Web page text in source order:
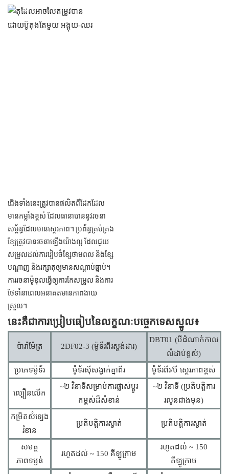
ជើង​ទាំង​នេះ​ត្រូវ​បាន​ផលិត​ពី​ដែក​ដែល​
មាន​កម្លាំង​ខ្ពស់ ដែល​ធានា​បាន​នូវ​រចនា
សម្ព័ន្ធ​ដែល​មាន​ស្ថេរភាព។ ប្រព័ន្ធ​គ្រប់គ្រង​
ខ្សែ​ត្រូវ​បាន​រចនា​ឡើង​យ៉ាង​ល្អ ដែល​ជួយ​
សម្រួល​ដល់​ការ​រៀបចំ​ខ្សែ​ថាមពល និង​ខ្សែ​
បណ្តាញ និង​រក្សា​តុ​ឲ្យ​មាន​សណ្តាប់ធ្នាប់។
ការ​រចនា​ម៉ូឌុល​ធ្វើ​ឲ្យ​ការ​កែសម្រួល និង​ការ​
ថែទាំ​នា​ពេល​អនាគត​មាន​ភាព​ងាយ
ស្រួល។
នេះគឺជាការប្រៀបធៀបនៃលក្ខណៈបច្ចេកទេសស្នូល៖
ប៉ារ៉ាម៉ែត្រ 2DF02-3 (ម៉ូទ័រពីរស្តង់ដារ)
DBT01 (បីដំណាក់កាល
លំដាប់ខ្ពស់)
ប្រភេទម៉ូទ័រ
ម៉ូទ័រ​ស៊ីសង្វាក់​គ្នា​ពីរ ម៉ូទ័រពីរ/បី ស្ថេរភាពខ្ពស់
ល្បឿនលើក
~២ វិនាទីសម្រាប់ការផ្លាស់ប្តូរ
កម្ពស់ដ៏សំខាន់
~២ វិនាទី (ប្រតិបត្តិការ
រលូនជាងមុន)
កម្រិតសំឡេង
រំខាន
ប្រតិបត្តិការស្ងាត់ ប្រតិបត្តិការស្ងាត់
សមត្ថ
ភាពទម្ងន់
រហូតដល់ ~ 150 គីឡូក្រាម
រហូតដល់ ~ 150
គីឡូក្រាម